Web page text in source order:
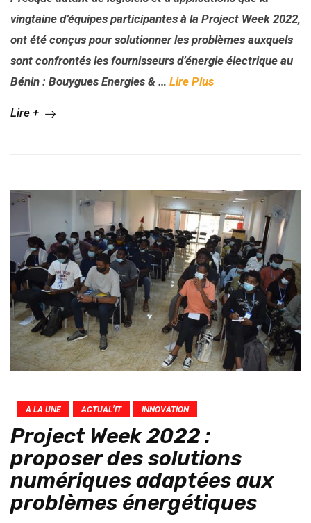
vingtaine d’équipes participantes à la Project Week 2022,
ont été conçus pour solutionner les problèmes auxquels
sont confrontés les fournisseurs d’énergie électrique au
Bénin : Bouygues Energies & … Lire Plus
Lire +
A LA UNE ACTUAL’IT INNOVATION
Project Week 2022 :
proposer des solutions
numériques adaptées aux
problèmes énergétiques